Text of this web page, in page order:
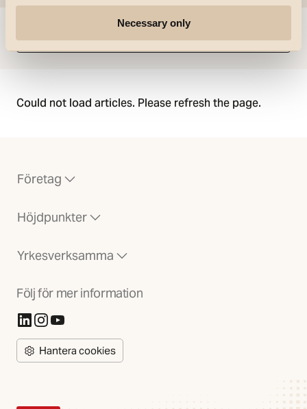
Necessary only
Hoppa till
Could not load articles. Please refresh the page.
Företag
Höjdpunkter
Yrkesverksamma
Följ för mer information
(Öppnas i ny flik)
(Öppnas i ny flik)
(Öppnas i ny flik)
Hantera cookies